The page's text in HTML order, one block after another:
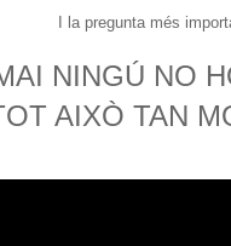
I la pregunta més
NINGÚ NO
AIXÒ TAN